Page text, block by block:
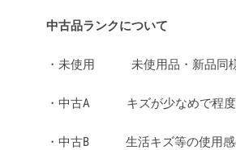
中古品ランクについて
・未使用 未使用品・新品同様
・中古A キズが少なめで程度
・中古B 生活キズ等の使用感